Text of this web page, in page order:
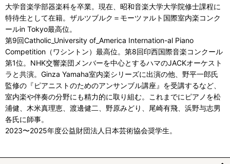
大学音楽学部器楽科を卒業。現在、昭和音楽大学大学院修士課程に
特待生として在籍。ザルツブルク＝モーツァルト国際室内楽コンク
ールin Tokyo最高位。
第9回Catholic_University of_America Internation-al Piano
Competition（ワシントン）最高位。第8回印西国際音楽コンクール
第1位。NHK交響楽団メンバーを中心とするハマのJACKオーケスト
ラと共演。Ginza Yamaha室内楽シリーズに出演の他、野平一郎氏
監修の『ピアニストのためのアンサンブル講座』を受講するなど、
室内楽や伴奏の分野にも精力的に取り組む。これまでにピアノを松
浦健、木米真理恵、渡邊健二、野原みどり、尾崎有飛、浜野与志男
各氏に師事。
2023〜2025年度公益財団法人日本芸術協会奨学生。